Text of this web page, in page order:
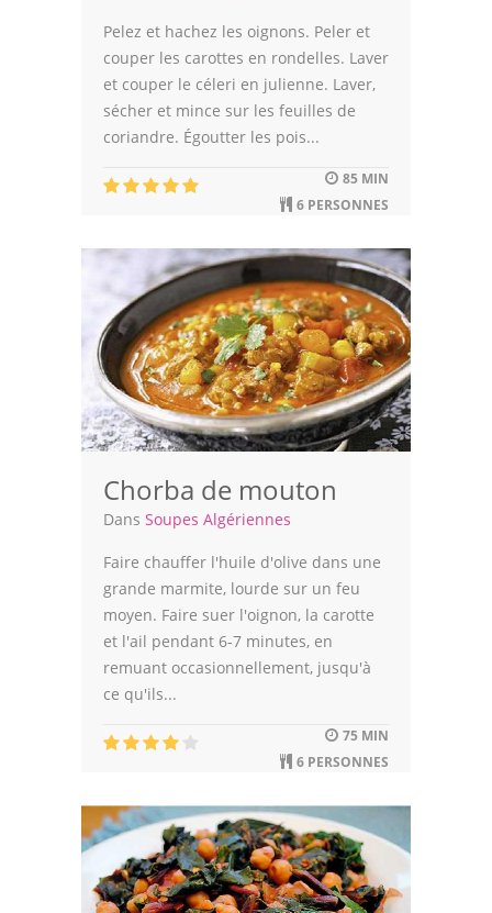
Pelez et hachez les oignons. Peler et
couper les carottes en rondelles. Laver
et couper le céleri en julienne. Laver,
sécher et mince sur les feuilles de
coriandre. Égoutter les pois...
85 MIN
6 PERSONNES
Chorba de mouton
Dans Soupes Algériennes
Faire chauffer l'huile d'olive dans une
grande marmite, lourde sur un feu
moyen. Faire suer l'oignon, la carotte
et l'ail pendant 6-7 minutes, en
remuant occasionnellement, jusqu'à
ce qu'ils...
75 MIN
6 PERSONNES